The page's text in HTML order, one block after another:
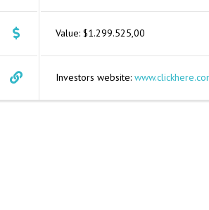
Value: $1.299.525,00
Investors website: